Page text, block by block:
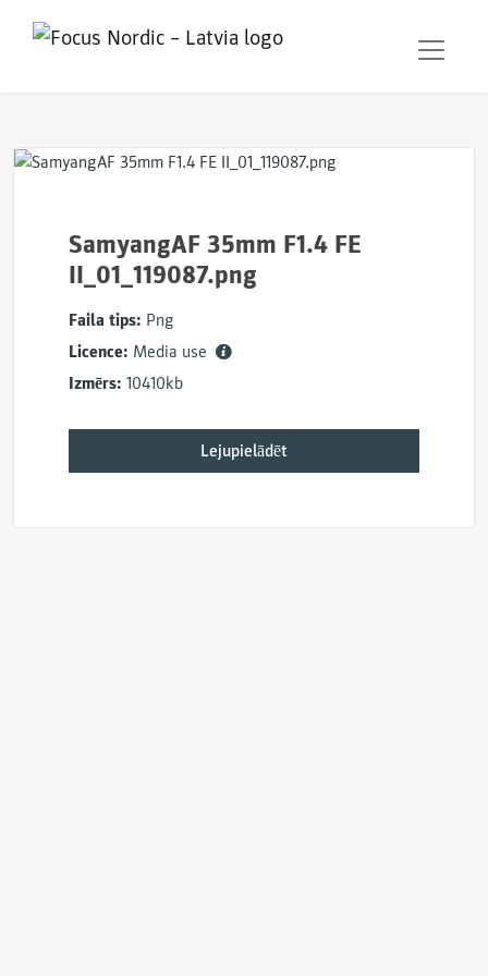
SamyangAF 35mm F1.4 FE
II_01_119087.png
Faila tips: Png
Licence: Media use
Izmērs: 10410kb
Lejupielādēt